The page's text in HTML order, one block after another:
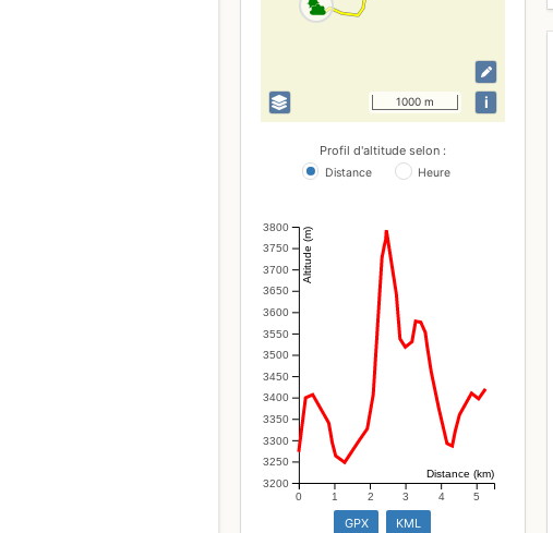
1000 m i
Profil d'altitude selon :
Distance Heure
3200
3250
3300
3350
3400
3450
3500
3550
3600
3650
3700
3750
3800 Altitude (m)
0 1 2 3 4 5
Distance (km)
GPX KML